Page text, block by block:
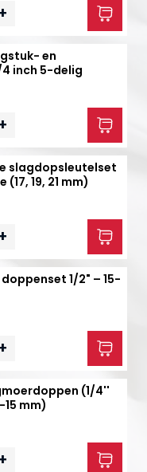
en
inch 5-delig
slagdopsleutelset
19, 21 mm)
1/2" – 15-
(1/4''
mm)